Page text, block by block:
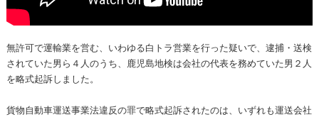
無許可で運輸業を営む、いわゆる白トラ営業を行った疑いで、逮捕・送検
されていた男ら４人のうち、鹿児島地検は会社の代表を務めていた男２人
を略式起訴しました。
貨物自動車運送事業法違反の罪で略式起訴されたのは、いずれも運送会社